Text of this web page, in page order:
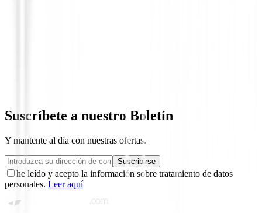
Suscríbete a nuestro Boletín
Y mantente al día con nuestras ofertas.
Suscribirse
he leído y acepto la información sobre tratamiento de datos
personales. Leer aquí